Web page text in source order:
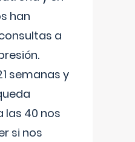
han
a
semanas y
40 nos
si nos